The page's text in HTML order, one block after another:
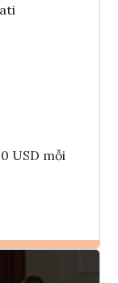
USD mỗi